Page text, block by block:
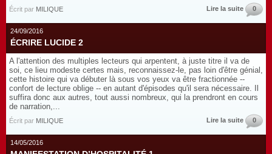
Écrit par MILIQUE Lire la suite 0
24/09/2016
ÉCRIRE LUCIDE 2
A l'attention des multiples lecteurs qui arpentent, à juste titre il va de
soi, ce lieu modeste certes mais, reconnaissez-le, pas loin d'être génial,
cette histoire qui va débuter là sous vos yeux va être fractionnée --
confort de lecture oblige -- en autant d'épisodes qu'il sera nécessaire. Il
suffira donc aux autres, tout aussi nombreux, qui la prendront en cours
de narration,...
Écrit par MILIQUE Lire la suite 0
14/05/2016